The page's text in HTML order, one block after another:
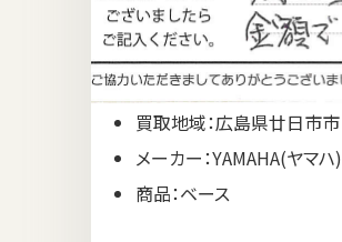
買取地域：広島県廿日市市
メーカー：YAMAHA(ヤマハ)
商品：ベース